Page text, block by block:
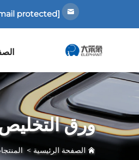
[email protected]
ورق
الصفحة الرئيسية >